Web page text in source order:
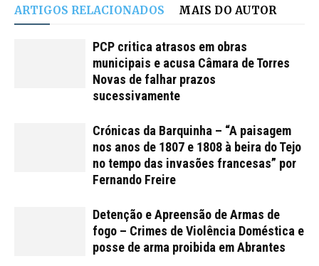
ARTIGOS RELACIONADOS MAIS DO AUTOR
PCP critica atrasos em obras
municipais e acusa Câmara de Torres
Novas de falhar prazos
sucessivamente
Crónicas da Barquinha – “A paisagem
nos anos de 1807 e 1808 à beira do Tejo
no tempo das invasões francesas” por
Fernando Freire
Detenção e Apreensão de Armas de
fogo – Crimes de Violência Doméstica e
posse de arma proibida em Abrantes